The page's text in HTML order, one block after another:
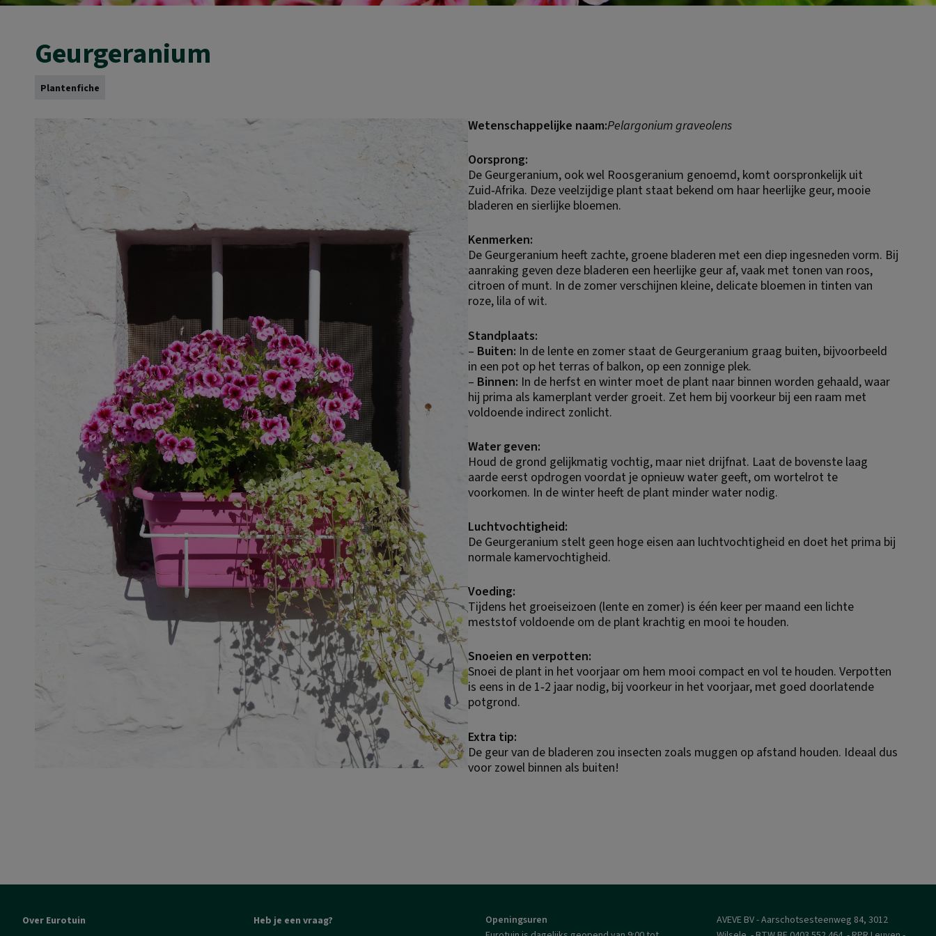
Geurgeranium
Plantenfiche
Wetenschappelijke naam:Pelargonium graveolens
Oorsprong:
De Geurgeranium, ook wel Roosgeranium genoemd, komt oorspronkelijk uit
Zuid‑Afrika. Deze veelzijdige plant staat bekend om haar heerlijke geur, mooie
bladeren en sierlijke bloemen.
Kenmerken:
De Geurgeranium heeft zachte, groene bladeren met een diep ingesneden vorm. Bij
aanraking geven deze bladeren een heerlijke geur af, vaak met tonen van roos,
citroen of munt. In de zomer verschijnen kleine, delicate bloemen in tinten van
roze, lila of wit.
Standplaats:
– Buiten: In de lente en zomer staat de Geurgeranium graag buiten, bijvoorbeeld
in een pot op het terras of balkon, op een zonnige plek.
– Binnen: In de herfst en winter moet de plant naar binnen worden gehaald, waar
hij prima als kamerplant verder groeit. Zet hem bij voorkeur bij een raam met
voldoende indirect zonlicht.
Water geven:
Houd de grond gelijkmatig vochtig, maar niet drijfnat. Laat de bovenste laag
aarde eerst opdrogen voordat je opnieuw water geeft, om wortelrot te
voorkomen. In de winter heeft de plant minder water nodig.
Luchtvochtigheid:
De Geurgeranium stelt geen hoge eisen aan luchtvochtigheid en doet het prima bij
normale kamervochtigheid.
Voeding:
Tijdens het groeiseizoen (lente en zomer) is één keer per maand een lichte
meststof voldoende om de plant krachtig en mooi te houden.
Snoeien en verpotten:
Snoei de plant in het voorjaar om hem mooi compact en vol te houden. Verpotten
is eens in de 1‑2 jaar nodig, bij voorkeur in het voorjaar, met goed doorlatende
potgrond.
Extra tip:
De geur van de bladeren zou insecten zoals muggen op afstand houden. Ideaal dus
voor zowel binnen als buiten!
Over Eurotuin Heb je een vraag?
Openingsuren
AVEVE BV - Aarschotsesteenweg 84, 3012